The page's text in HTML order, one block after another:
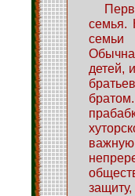
семья.
семьи
детей,
важную